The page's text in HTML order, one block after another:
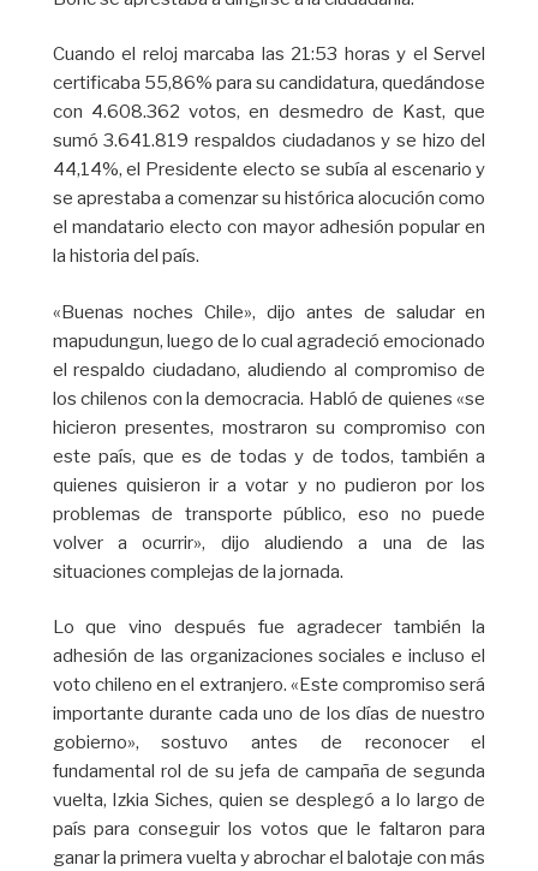
Cuando el reloj marcaba las 21:53 horas y el Servel
certificaba 55,86% para su candidatura, quedándose
con 4.608.362 votos, en desmedro de Kast, que
sumó 3.641.819 respaldos ciudadanos y se hizo del
44,14%, el Presidente electo se subía al escenario y
se aprestaba a comenzar su histórica alocución como
el mandatario electo con mayor adhesión popular en
la historia del país.
«Buenas noches Chile», dijo antes de saludar en
mapudungun, luego de lo cual agradeció emocionado
el respaldo ciudadano, aludiendo al compromiso de
los chilenos con la democracia. Habló de quienes «se
hicieron presentes, mostraron su compromiso con
este país, que es de todas y de todos, también a
quienes quisieron ir a votar y no pudieron por los
problemas de transporte público, eso no puede
volver a ocurrir», dijo aludiendo a una de las
situaciones complejas de la jornada.
Lo que vino después fue agradecer también la
adhesión de las organizaciones sociales e incluso el
voto chileno en el extranjero. «Este compromiso será
importante durante cada uno de los días de nuestro
gobierno», sostuvo antes de reconocer el
fundamental rol de su jefa de campaña de segunda
vuelta, Izkia Siches, quien se desplegó a lo largo de
país para conseguir los votos que le faltaron para
ganar la primera vuelta y abrochar el balotaje con más